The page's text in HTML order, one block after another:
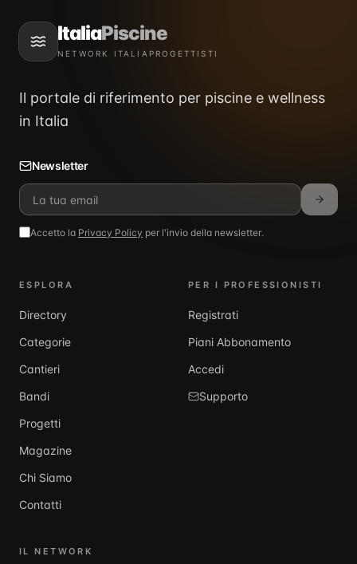
ItaliaPiscine
NETWORK ITALIAPROGETTISTI
Il portale di riferimento per piscine e wellness
in Italia
Newsletter
Accetto la Privacy Policy per l'invio della newsletter.
ESPLORA
Directory
Categorie
Cantieri
Bandi
Progetti
Magazine
Chi Siamo
Contatti
PER I PROFESSIONISTI
Registrati
Piani Abbonamento
Accedi
Supporto
IL NETWORK